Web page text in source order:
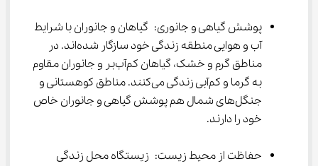
پوشش گیاهی و جانوری: گیاهان و جانوران با شرایط
آب و هوایی منطقه زندگی خود سازگار شده‌اند. در
مناطق گرم و خشک، گیاهان کم‌آب‌بر و جانوران مقاوم
به گرما و کم‌آبی زندگی می‌کنند. مناطق کوهستانی و
جنگل‌های شمال هم پوشش گیاهی و جانوران خاص
خود را دارند.
حفاظت از محیط زیست: زیستگاه محل زندگی